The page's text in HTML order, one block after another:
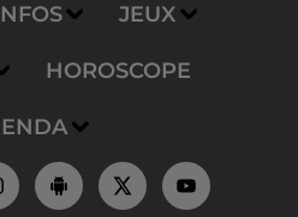
JEUX
HOROSCOPE